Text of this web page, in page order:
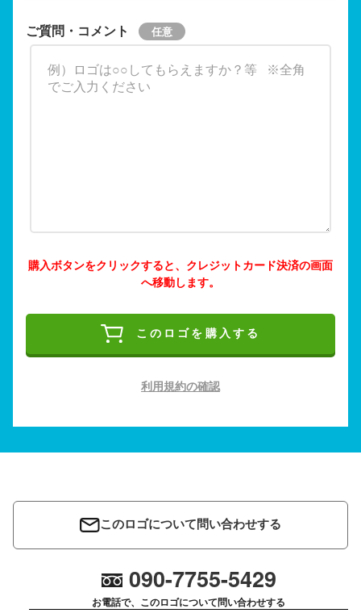
ご質問・コメント
購入ボタンをクリックすると、クレジットカード決済の画面
へ移動します。
このロゴを購入する
利用規約の確認
このロゴについて問い合わせする
090-7755-5429
お電話で、このロゴについて問い合わせする